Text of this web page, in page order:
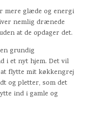
mere glæde og energi
nemlig drænede
at de opdager det.
grundig
i et nyt hjem. Det vil
flytte mit køkkengrej
og pletter, som det
ind i gamle og